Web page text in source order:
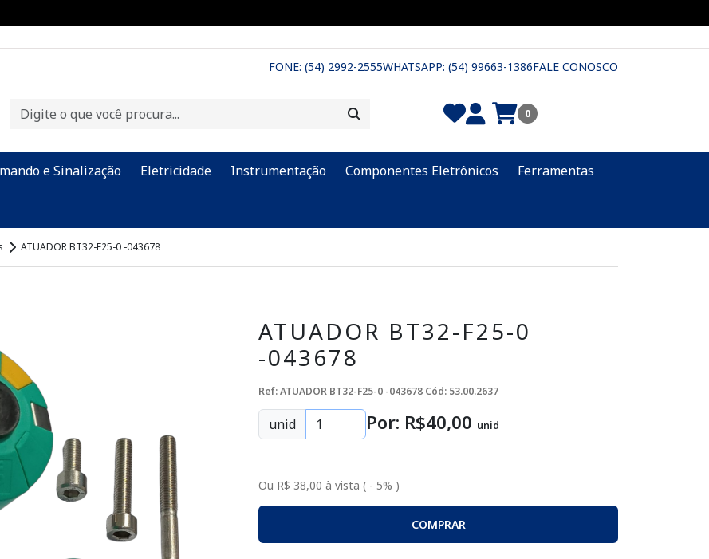
FONE: (54) 2992-2555WHATSAPP: (54) 99663-1386FALE CONOSCO
0
e Sinalização Eletricidade Instrumentação Componentes Eletrônicos Ferramentas
ATUADOR BT32-F25-0 -043678
ATUADOR BT32-F25-0
-043678
Ref: ATUADOR BT32-F25-0 -043678 Cód: 53.00.2637
unid Por: R$40,00 unid
Ou R$ 38,00 à vista ( - 5% )
COMPRAR